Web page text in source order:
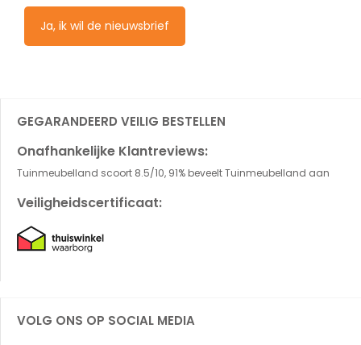
Ja, ik wil de nieuwsbrief
GEGARANDEERD VEILIG BESTELLEN
Onafhankelijke Klantreviews:
Tuinmeubelland scoort 8.5/10, 91% beveelt Tuinmeubelland aan
Veiligheidscertificaat:
VOLG ONS OP SOCIAL MEDIA